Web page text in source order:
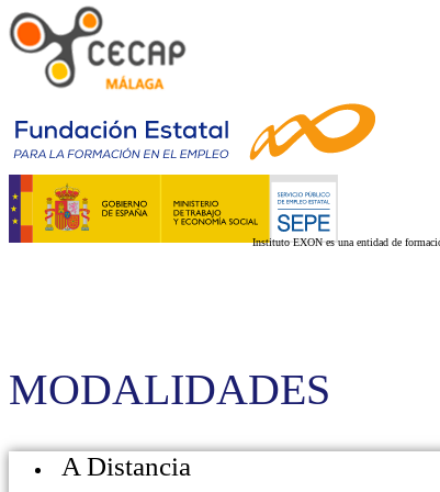
Instituto EXON es una entidad de
MODALIDADES
A Distancia